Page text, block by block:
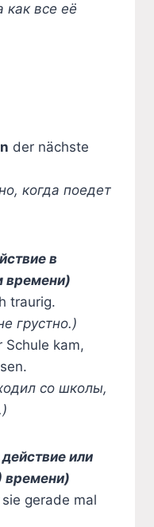
все её
der nächste
когда поедет
в
traurig.
грустно.)
Schule kam,
со школы,
или
времени)
gerade mal